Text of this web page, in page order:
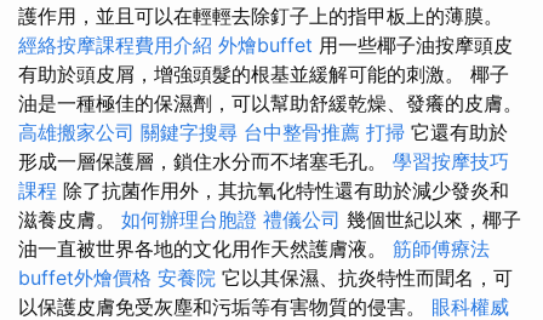
護作用，並且可以在輕輕去除釘子上的指甲板上的薄膜。
經絡按摩課程費用介紹 外燴buffet 用一些椰子油按摩頭皮
有助於頭皮屑，增強頭髮的根基並緩解可能的刺激。 椰子
油是一種極佳的保濕劑，可以幫助舒緩乾燥、發癢的皮膚。
高雄搬家公司 關鍵字搜尋 台中整骨推薦 打掃 它還有助於
形成一層保護層，鎖住水分而不堵塞毛孔。 學習按摩技巧
課程 除了抗菌作用外，其抗氧化特性還有助於減少發炎和
滋養皮膚。 如何辦理台胞證 禮儀公司 幾個世紀以來，椰子
油一直被世界各地的文化用作天然護膚液。 筋師傅療法
buffet外燴價格 安養院 它以其保濕、抗炎特性而聞名，可
以保護皮膚免受灰塵和污垢等有害物質的侵害。 眼科權威